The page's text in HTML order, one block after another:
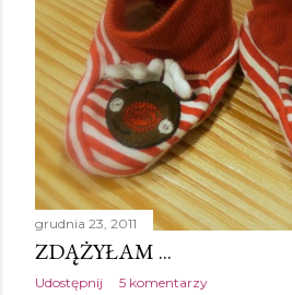
grudnia 23, 2011
ZDĄŻYŁAM ...
Udostępnij 5 komentarzy